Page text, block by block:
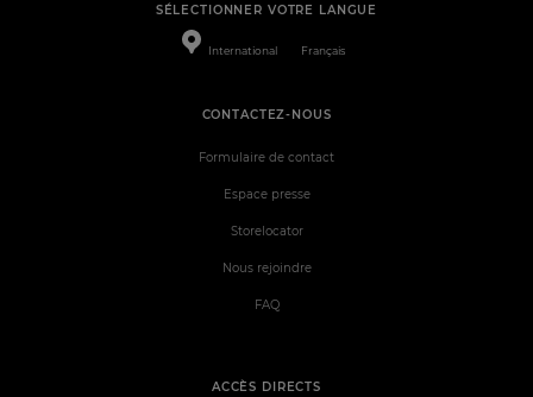
SÉLECTIONNER VOTRE LANGUE
International Français
ACCÈS DIRECTS
CONTACTEZ-NOUS
Formulaire de contact
Espace presse
Storelocator
Nous rejoindre
FAQ